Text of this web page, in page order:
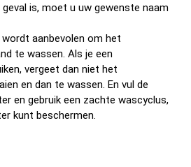
is, moet u uw gewenste naam
aanbevolen om het
te wassen. Als je een
vergeet dan niet het
en dan te wassen. En vul de
en gebruik een zachte wascyclus,
kunt beschermen.